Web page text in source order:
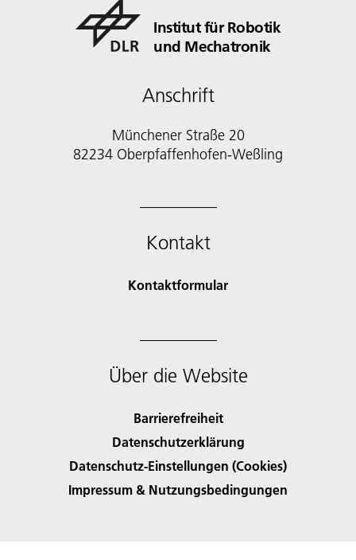
Institut für Robotik
und Mechatronik
Anschrift
Münchener Straße 20
82234 Oberpfaffenhofen-Weßling
Kontakt
Kontaktformular
Über die Website
Barrierefreiheit
Datenschutzerklärung
Datenschutz-Einstellungen (Cookies)
Impressum & Nutzungsbedingungen